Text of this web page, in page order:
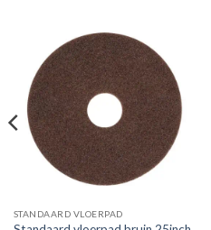
STANDAARD VLOERPAD